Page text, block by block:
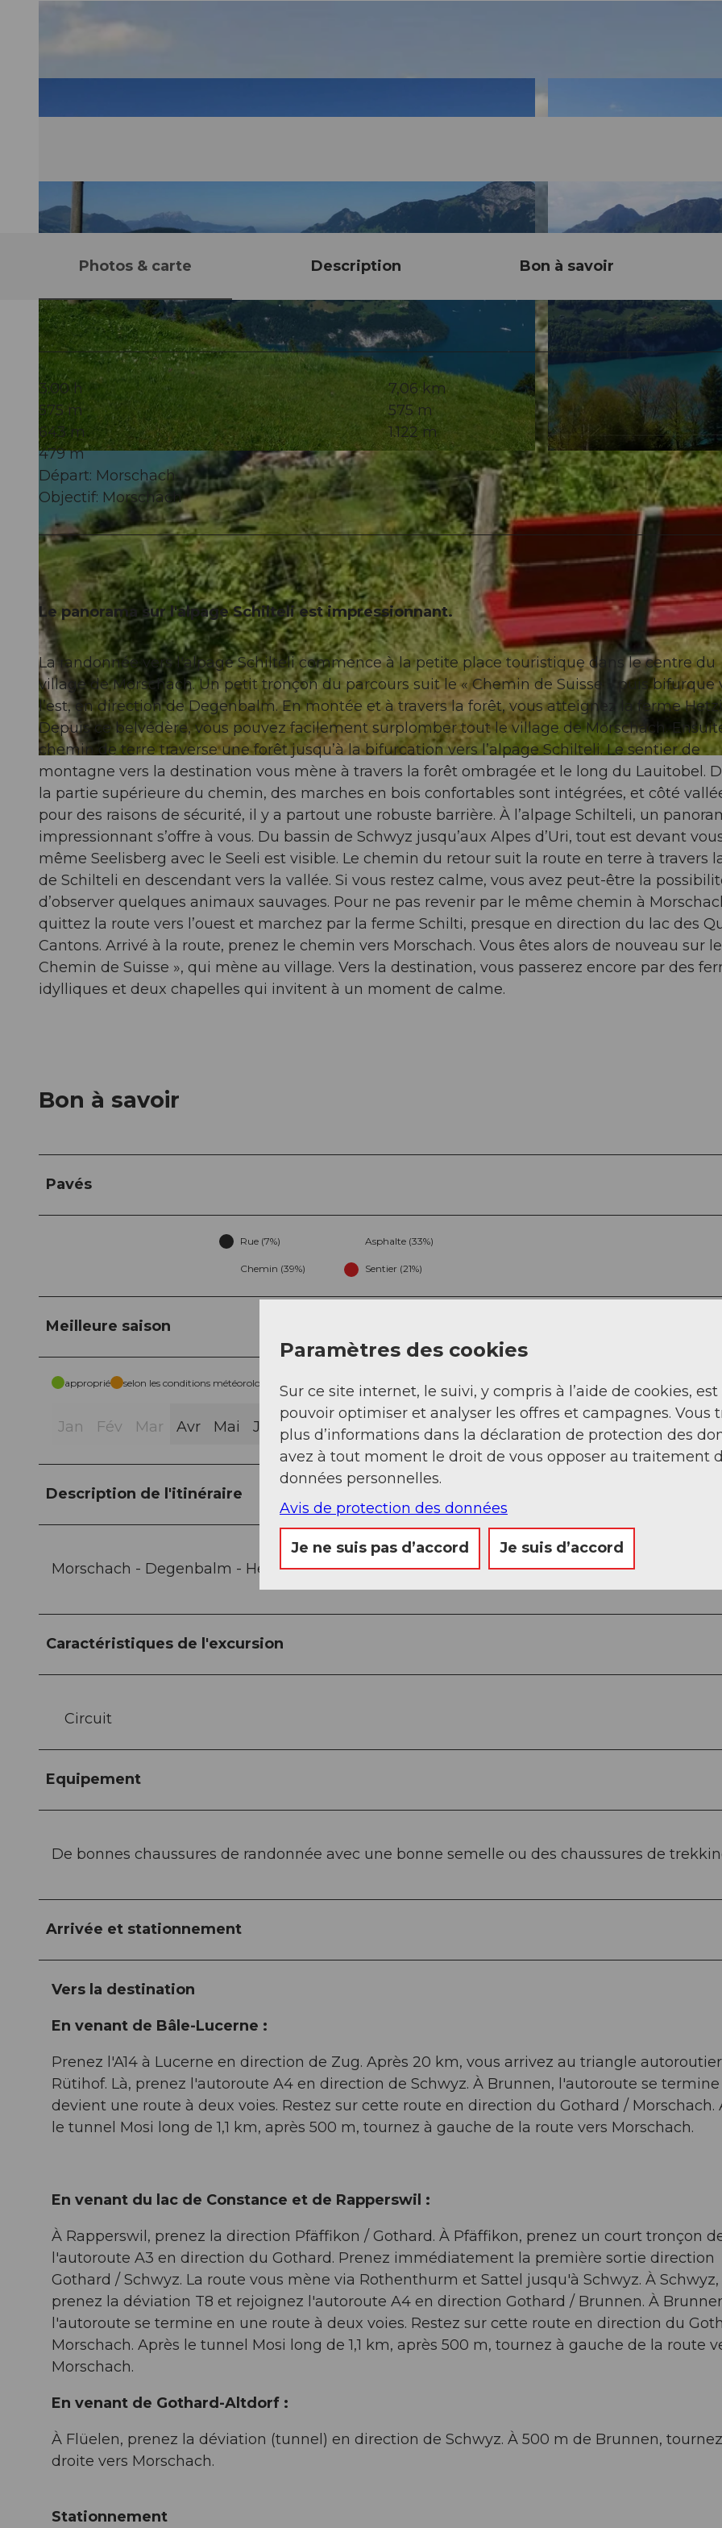
© Stoos-Muotatal Tourismus, Stoos-Muotatal Tourismus © Stoos-Muotatal Tourismus, Stoos-Muotatal Tourismus
Photos & carte Description Bon à savoir
3:00 h
7,06 km
575 m
575 m
643 m
1.122 m
479 m
Départ: Morschach
Objectif: Morschach
Le panorama sur l'alpage Schilteli est impressionnant.
La randonnée vers l'alpage Schilteli commence à la petite place touristique dans le centre du
village de Morschach. Un petit tronçon du parcours suit le « Chemin de Suisse » puis bifurque
l’est, en direction de Degenbalm. En montée et à travers la forêt, vous atteignez la ferme
Depuis ce belvédère, vous pouvez facilement surplomber tout le village de Morschach.
chemin de terre traverse une forêt jusqu’à la bifurcation vers l’alpage Schilteli. Le sentier de
montagne vers la destination vous mène à travers la forêt ombragée et le long du Lauitobel.
la partie supérieure du chemin, des marches en bois confortables sont intégrées, et côté
pour des raisons de sécurité, il y a partout une robuste barrière. À l’alpage Schilteli, un
impressionnant s’offre à vous. Du bassin de Schwyz jusqu’aux Alpes d’Uri, tout est devant
même Seelisberg avec le Seeli est visible. Le chemin du retour suit la route en terre à travers
de Schilteli en descendant vers la vallée. Si vous restez calme, vous avez peut-être la
d’observer quelques animaux sauvages. Pour ne pas revenir par le même chemin à
quittez la route vers l’ouest et marchez par la ferme Schilti, presque en direction du lac des
Cantons. Arrivé à la route, prenez le chemin vers Morschach. Vous êtes alors de nouveau sur
Chemin de Suisse », qui mène au village. Vers la destination, vous passerez encore par des
idylliques et deux chapelles qui invitent à un moment de calme.
Bon à savoir
Pavés
Rue (7%) Asphalte (33%)
Chemin (39%) Sentier (21%)
Meilleure saison
approprié selon les conditions météorologiques
Jan Fév Mar Avr Mai Jui Jui Aoû Sep Nov Déc
Description de l'itinéraire
Morschach - Degenbalm - Hetzig - Schilteli - Derrière Schilteli - Morschach
Caractéristiques de l'excursion
Circuit
Equipement
De bonnes chaussures de randonnée avec une bonne semelle ou des chaussures de
Arrivée et stationnement
Vers la destination
En venant de Bâle-Lucerne :
Prenez l'A14 à Lucerne en direction de Zug. Après 20 km, vous arrivez au triangle autoroutier
Rütihof. Là, prenez l'autoroute A4 en direction de Schwyz. À Brunnen, l'autoroute se
devient une route à deux voies. Restez sur cette route en direction du Gothard / Morschach.
le tunnel Mosi long de 1,1 km, après 500 m, tournez à gauche de la route vers Morschach.
En venant du lac de Constance et de Rapperswil :
À Rapperswil, prenez la direction Pfäffikon / Gothard. À Pfäffikon, prenez un court tronçon
l'autoroute A3 en direction du Gothard. Prenez immédiatement la première sortie direction
Gothard / Schwyz. La route vous mène via Rothenthurm et Sattel jusqu'à Schwyz. À Schwyz,
prenez la déviation T8 et rejoignez l'autoroute A4 en direction Gothard / Brunnen. À
l'autoroute se termine en une route à deux voies. Restez sur cette route en direction du
Morschach. Après le tunnel Mosi long de 1,1 km, après 500 m, tournez à gauche de la route
Morschach.
En venant de Gothard-Altdorf :
À Flüelen, prenez la déviation (tunnel) en direction de Schwyz. À 500 m de Brunnen,
droite vers Morschach.
Stationnement
Paramètres des cookies
Sur ce site internet, le suivi, y compris à l’aide de cookies,
pouvoir optimiser et analyser les offres et campagnes. Vous
plus d’informations dans la déclaration de protection des
avez à tout moment le droit de vous opposer au traitement
données personnelles.
Avis de protection des données
Je ne suis pas d’accord Je suis d’accord